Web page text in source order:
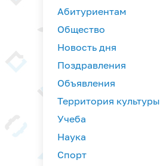
Абитуриентам
Общество
Новость дня
Поздравления
Объявления
Территория культуры
Учеба
Наука
Спорт